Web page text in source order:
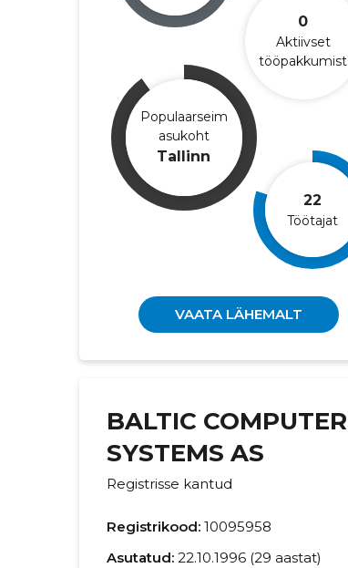
0
Aktiivset
tööpakkumist
Populaarseim
asukoht
Tallinn
22
Töötajat
VAATA LÄHEMALT
BALTIC COMPUTER
SYSTEMS AS
Registrisse kantud
Registrikood: 10095958
Asutatud: 22.10.1996 (29 aastat)